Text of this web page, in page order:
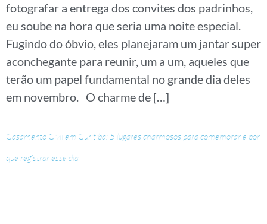
fotografar a entrega dos convites dos padrinhos,
eu soube na hora que seria uma noite especial.
Fugindo do óbvio, eles planejaram um jantar super
aconchegante para reunir, um a um, aqueles que
terão um papel fundamental no grande dia deles
em novembro. O charme de […]
Casamento Civil em Curitiba: 5 lugares charmosos para comemorar e por
que registrar esse dia